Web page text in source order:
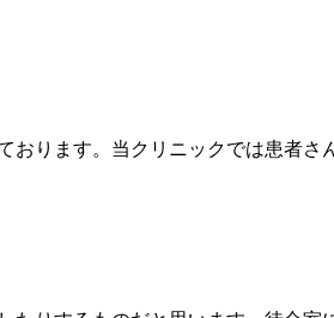
ります。当クリニックでは患者